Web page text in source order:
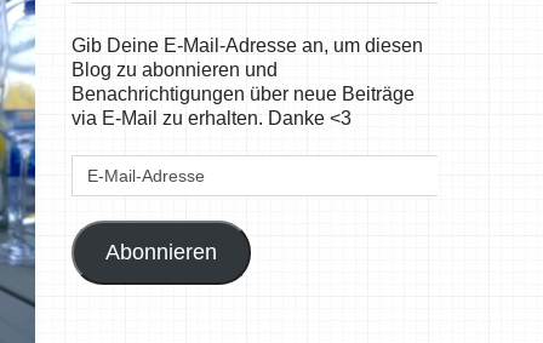
Gib Deine E-Mail-Adresse an, um diesen
Blog zu abonnieren und
Benachrichtigungen über neue Beiträge
via E-Mail zu erhalten. Danke <3
E-
Abonnieren